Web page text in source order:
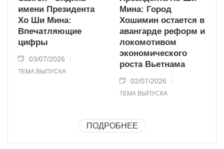
имени Президента
Хо Ши Мина:
Впечатляющие
цифры
03/07/2026
ТЕМА ВЫПУСКА
Мина: Город
Хошимин остается в
авангарде реформ и
локомотивом
экономического
роста Вьетнама
02/07/2026
ТЕМА ВЫПУСКА
ПОДРОБНЕЕ